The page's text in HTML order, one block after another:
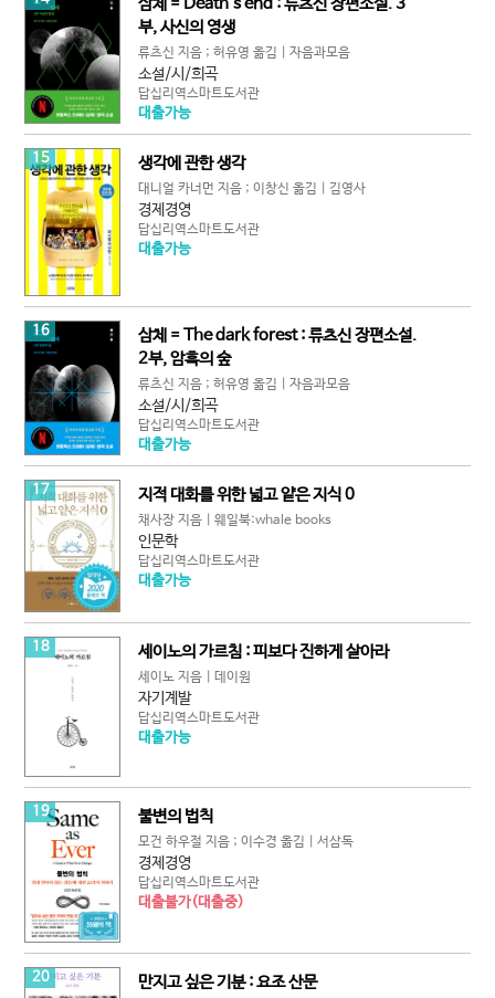
부, 사신의 영생
류츠신 지음 ; 허유영 옮김 | 자음과모음
소설/시/희곡
답십리역스마트도서관
대출가능
15 생각에 관한 생각
대니얼 카너먼 지음 ; 이창신 옮김 | 김영사
경제경영
답십리역스마트도서관
대출가능
16
삼체 = The dark forest : 류츠신 장편소설.
2부, 암흑의 숲
류츠신 지음 ; 허유영 옮김 | 자음과모음
소설/시/희곡
답십리역스마트도서관
대출가능
17 지적 대화를 위한 넓고 얕은 지식 0
채사장 지음 | 웨일북:whale books
인문학
답십리역스마트도서관
대출가능
18 세이노의 가르침 : 피보다 진하게 살아라
세이노 지음 | 데이원
자기계발
답십리역스마트도서관
대출가능
19 불변의 법칙
모건 하우절 지음 ; 이수경 옮김 | 서삼독
경제경영
답십리역스마트도서관
대출불가(대출중)
20 만지고 싶은 기분 : 요조 산문